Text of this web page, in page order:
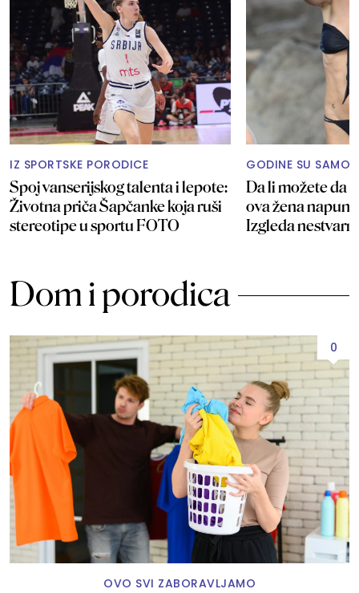
IZ SPORTSKE PORODICE
Spoj vanserijskog talenta i lepote:
Životna priča Šapčanke koja ruši
stereotipe u sportu FOTO
GODINE SU SAMO
Da li možete da
ova žena
Izgleda
Dom i porodica
0
OVO SVI ZABORAVLJAMO